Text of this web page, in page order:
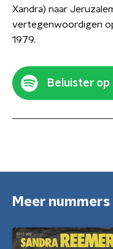
Xandra) naar
vertegenwoordigen
1979.
Beluister
Meer nummers